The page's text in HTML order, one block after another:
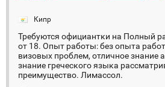
Кипр
Требуются официантки на Полный
от 18. Опыт работы: без опыта
визовых проблем, отличное знание
знание греческого языка
преимущество. Лимассол.